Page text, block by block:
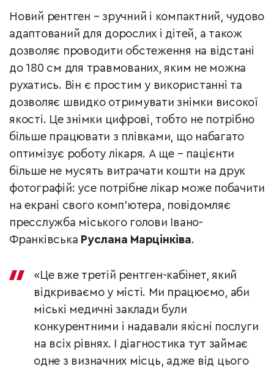
Новий рентген – зручний і компактний, чудово
адаптований для дорослих і дітей, а також
дозволяє проводити обстеження на відстані
до 180 см для травмованих, яким не можна
рухатись. Він є простим у використанні та
дозволяє швидко отримувати знімки високої
якості. Це знімки цифрові, тобто не потрібно
більше працювати з плівками, що набагато
оптимізує роботу лікаря. А ще – пацієнти
більше не мусять витрачати кошти на друк
фотографій: усе потрібне лікар може побачити
на екрані свого комп’ютера, повідомляє
пресслужба міського голови Івано-
Франківська Руслана Марцінківа.
«Це вже третій рентген-кабінет, який
відкриваємо у місті. Ми працюємо, аби
міські медичні заклади були
конкурентними і надавали якісні послуги
на всіх рівнях. І діагностика тут займає
одне з визначних місць, адже від цього